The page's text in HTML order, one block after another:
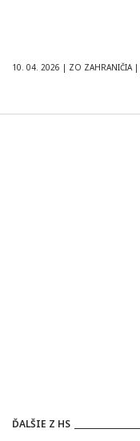
10. 04. 2026 | ZO ZAHRANIČIA |
ĎALŠIE Z HS